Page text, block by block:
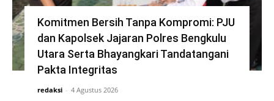
Komitmen Bersih Tanpa Kompromi: PJU
dan Kapolsek Jajaran Polres Bengkulu
Utara Serta Bhayangkari Tandatangani
Pakta Integritas
redaksi - 4 Agustus 2026